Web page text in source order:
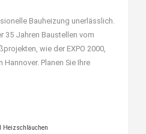
Bauheizung unerlässlich.
35 Jahren Baustellen vom
wie der EXPO 2000,
Planen Sie Ihre
Heizschläuchen